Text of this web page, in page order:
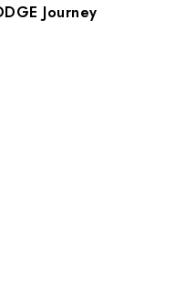
Journey